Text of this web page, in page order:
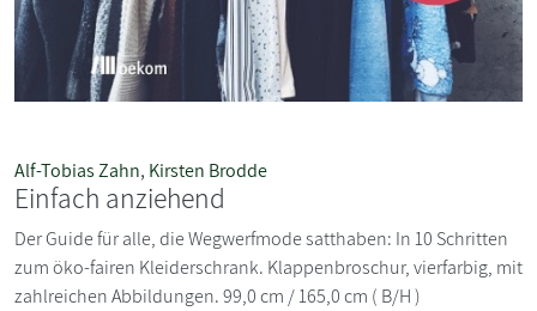
Alf-Tobias Zahn, Kirsten Brodde
Einfach anziehend
Der Guide für alle, die Wegwerfmode satthaben: In 10 Schritten
zum öko-fairen Kleiderschrank. Klappenbroschur, vierfarbig, mit
zahlreichen Abbildungen. 99,0 cm / 165,0 cm ( B/H )